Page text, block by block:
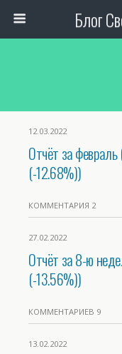
Блог
12.03.2022
Отчёт за
(-12.68%))
КОММЕНТАРИЯ 2
27.02.2022
Отчёт за 8-ю
(-13.56%))
КОММЕНТАРИЕВ 9
13.02.2022